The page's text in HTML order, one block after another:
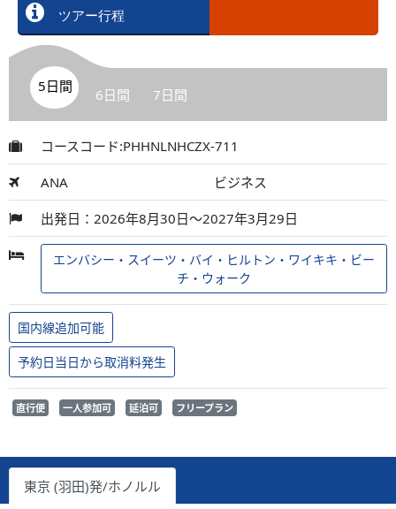
ツアー行程
5日間 6日間 7日間
コースコード:PHHNLNHCZX-711
ANA ビジネス
出発日：2026年8月30日～2027年3月29日
エンバシー・スイーツ・バイ・ヒルトン・ワイキキ・ビー
チ・ウォーク
国内線追加可能
予約日当日から取消料発生
直行便 一人参加可 延泊可 フリープラン
東京 (羽田)発/ホノルル